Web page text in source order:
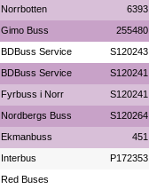
Norrbotten 6393
Gimo Buss 255480
BDBuss Service S120243
BDBuss Service S120241
Fyrbuss i Norr S120241
Nordbergs Buss S120264
Ekmanbuss 451
Interbus P172353
Red Buses